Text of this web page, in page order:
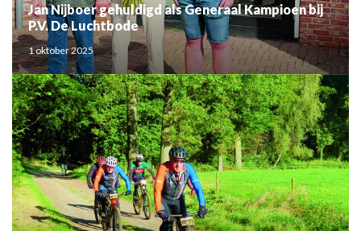
Jan Nijboer gehuldigd als Generaal Kampioen bij
P.V. De Luchtbode
1 oktober 2025